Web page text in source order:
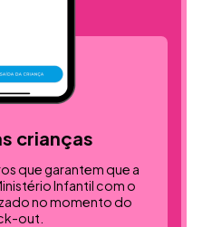
crianças
que garantem que a
Infantil com o
no momento do
out.